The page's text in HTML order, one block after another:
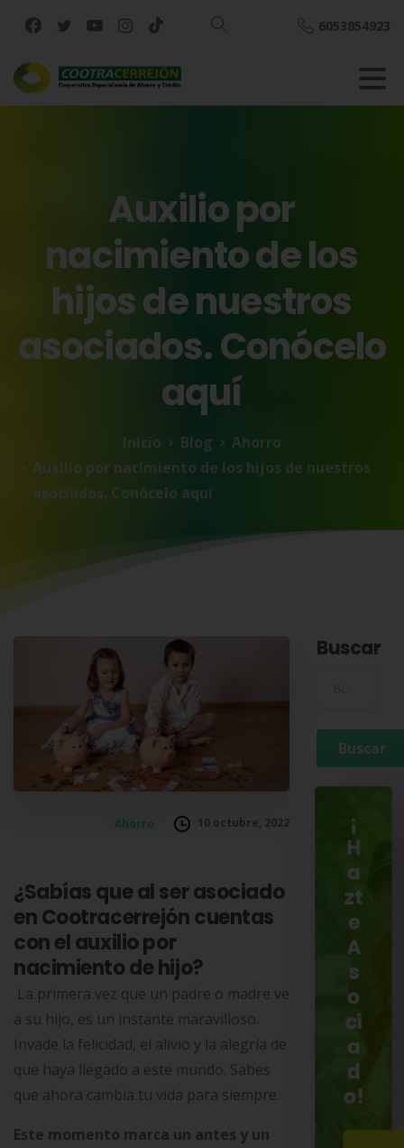
Buscar
6053854923
Auxiliopor
nacimientodelos
hijosdenuestros
asociados.Conócelo
aquí
Inicio Blog
Ahorro
Auxilio por nacimiento de los hijos de nuestros
asociados. Conócelo aquí
Ahorro 10 octubre, 2022
¿Sabías que al ser asociado
en Cootracerrejón cuentas
con el auxilio por
nacimiento de hijo?
La primera vez que un padre o madre ve
a su hijo, es un instante maravilloso.
Invade la felicidad, el alivio y la alegría de
que haya llegado a este mundo. Sabes
que ahora cambia tu vida para siempre.
Este momento marca un antes y un
Buscar
¡
H
a
zt
e
A
s
o
ci
a
d
o!